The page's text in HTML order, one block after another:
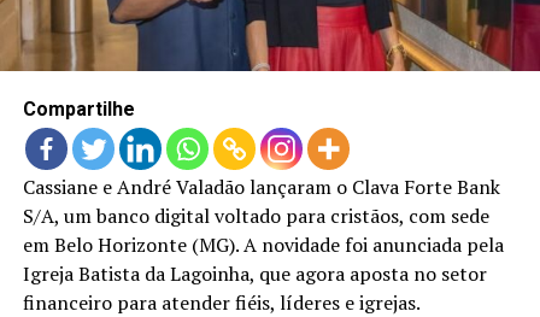
LANÇAMENTOS
Compartilhe
Cassiane e André Valadão lançaram o Clava Forte Bank
S/A, um banco digital voltado para cristãos, com sede
em Belo Horizonte (MG). A novidade foi anunciada pela
Igreja Batista da Lagoinha, que agora aposta no setor
financeiro para atender fiéis, líderes e igrejas.